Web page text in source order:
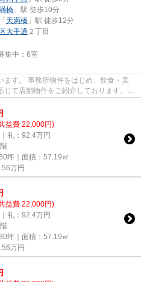
橋 」駅 徒歩10分
「天満橋 」駅 徒歩12分
大手通 ２丁目
集中： 6室
す。 事務所物件をはじめ、飲食・美
て店舗物件をご紹介しております。
益費 22,000円)
礼：92.4万円
坪｜面積：57.19㎡
万円
益費 22,000円)
礼：92.4万円
坪｜面積：57.19㎡
万円